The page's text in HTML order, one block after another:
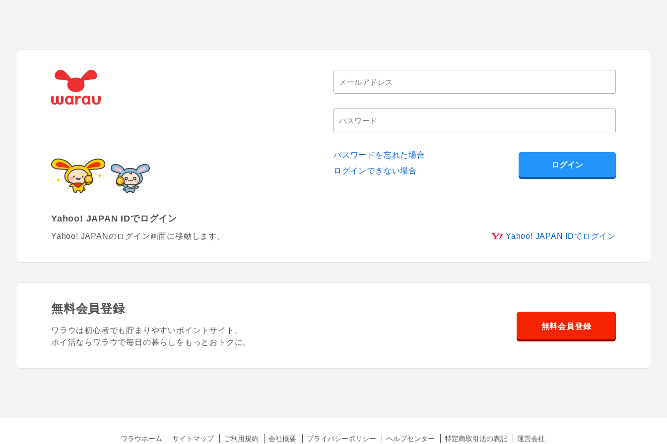
パスワードを忘れた場合
ログインできない場合
Yahoo! JAPAN IDでログイン
Yahoo! JAPANのログイン画面に移動します。 Yahoo! JAPAN IDでログイン
無料会員登録
ワラウは初心者でも貯まりやすいポイントサイト。
ポイ活ならワラウで毎日の暮らしをもっとおトクに。
無料会員登録
ワラウホーム サイトマップ ご利用規約 会社概要 プライバシーポリシー ヘルプセンター 特定商取引法の表記 運営会社